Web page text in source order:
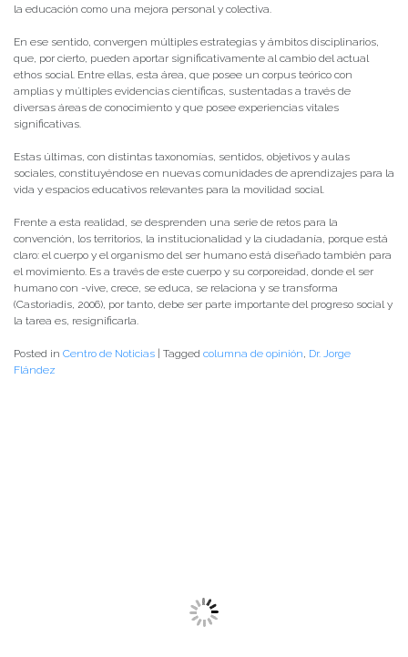
la educación como una mejora personal y colectiva.
En ese sentido, convergen múltiples estrategias y ámbitos disciplinarios,
que, por cierto, pueden aportar significativamente al cambio del actual
ethos social. Entre ellas, esta área, que posee un corpus teórico con
amplias y múltiples evidencias científicas, sustentadas a través de
diversas áreas de conocimiento y que posee experiencias vitales
significativas.
Estas últimas, con distintas taxonomías, sentidos, objetivos y aulas
sociales, constituyéndose en nuevas comunidades de aprendizajes para la
vida y espacios educativos relevantes para la movilidad social.
Frente a esta realidad, se desprenden una serie de retos para la
convención, los territorios, la institucionalidad y la ciudadanía, porque está
claro: el cuerpo y el organismo del ser humano está diseñado también para
el movimiento. Es a través de este cuerpo y su corporeidad, donde el ser
humano con -vive, crece, se educa, se relaciona y se transforma
(Castoriadis, 2006), por tanto, debe ser parte importante del progreso social y
la tarea es, resignificarla.
Posted in Centro de Noticias | Tagged columna de opinión, Dr. Jorge
Flández